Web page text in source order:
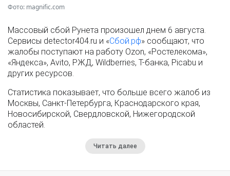
Фото: magnific.com
Массовый сбой Рунета произошел днем 6 августа.
Сервисы detector404.ru и «Сбой.рф» сообщают, что
жалобы поступают на работу Ozon, «Ростелекома»,
«Яндекса», Avito, РЖД, Wildberries, Т-банка, Picabu и
других ресурсов.
Статистика показывает, что больше всего жалоб из
Москвы, Санкт-Петербурга, Краснодарского края,
Новосибирской, Свердловской, Нижегородской
областей.
Читать далее